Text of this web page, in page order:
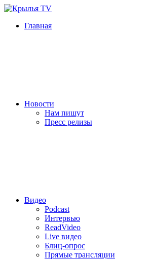
Главная
Новости
Нам пишут
Пресс релизы
Видео
Podcast
Интервью
ReadVideo
Live видео
Блиц-опрос
Прямые трансляции